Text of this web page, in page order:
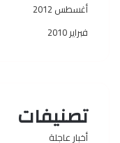
أغسطس 2012
فبراير 2010
تصنيفات
أخبار عاجلة